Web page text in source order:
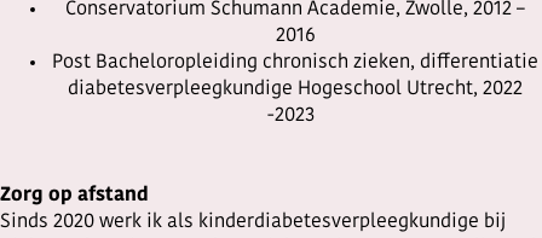
Conservatorium Schumann Academie, Zwolle, 2012 –
2016
Post Bacheloropleiding chronisch zieken, differentiatie
diabetesverpleegkundige Hogeschool Utrecht, 2022
-2023
Zorg op afstand
Sinds 2020 werk ik als kinderdiabetesverpleegkundige bij